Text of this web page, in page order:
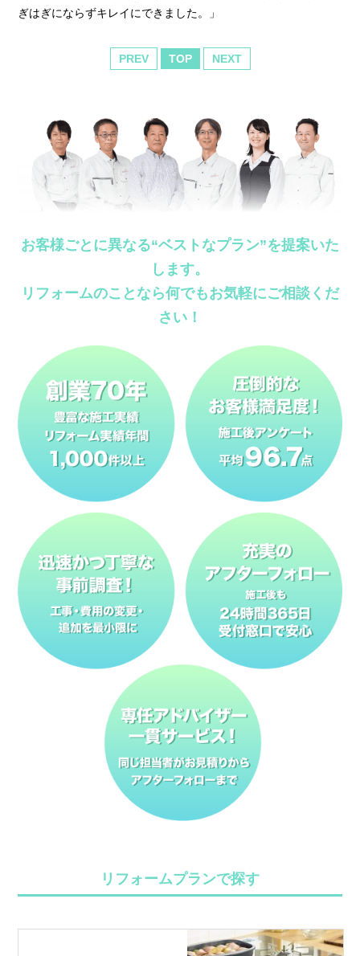
ぎはぎにならずキレイにできました。」
PREV TOP NEXT
お客様ごとに異なる“ベストなプラン”を提案いた
します。
リフォームのことなら何でもお気軽にご相談くだ
さい！
リフォームプランで探す